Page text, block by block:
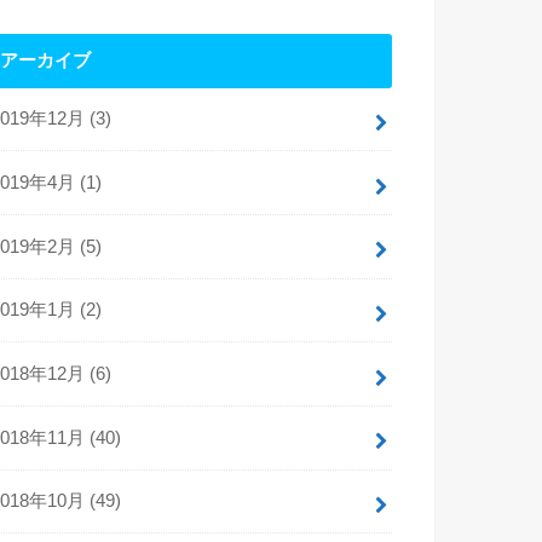
アーカイブ
年12月 (3)
年4月 (1)
年2月 (5)
年1月 (2)
年12月 (6)
年11月 (40)
年10月 (49)